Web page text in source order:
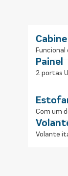
Cabine
Funcional
Painel
2 portas
Com um
Volante